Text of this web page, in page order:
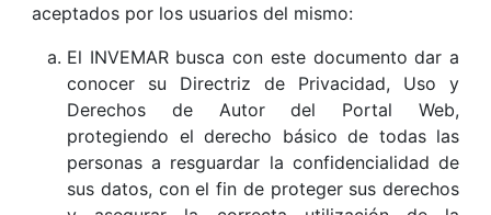
aceptados por los usuarios del mismo:
El INVEMAR busca con este documento dar a
conocer su Directriz de Privacidad, Uso y
Derechos de Autor del Portal Web,
protegiendo el derecho básico de todas las
personas a resguardar la confidencialidad de
sus datos, con el fin de proteger sus derechos